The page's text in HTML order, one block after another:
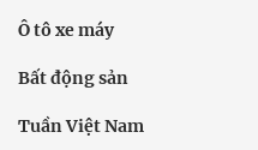
Ô tô xe máy
Bất động sản
Tuần Việt Nam